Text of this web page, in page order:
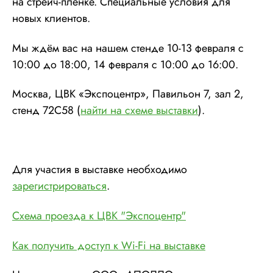
новых клиентов.
Мы ждём вас на нашем стенде 10-13 февраля с
10:00 до 18:00, 14 февраля с 10:00 до 16:00.
Москва, ЦВК «Экспоцентр», Павильон 7, зал 2,
стенд 72C58 (найти на схеме выставки).
Для участия в выставке необходимо
зарегистрироваться.
Схема проезда к ЦВК "Экспоцентр"
Как получить доступ к Wi-Fi на выставке